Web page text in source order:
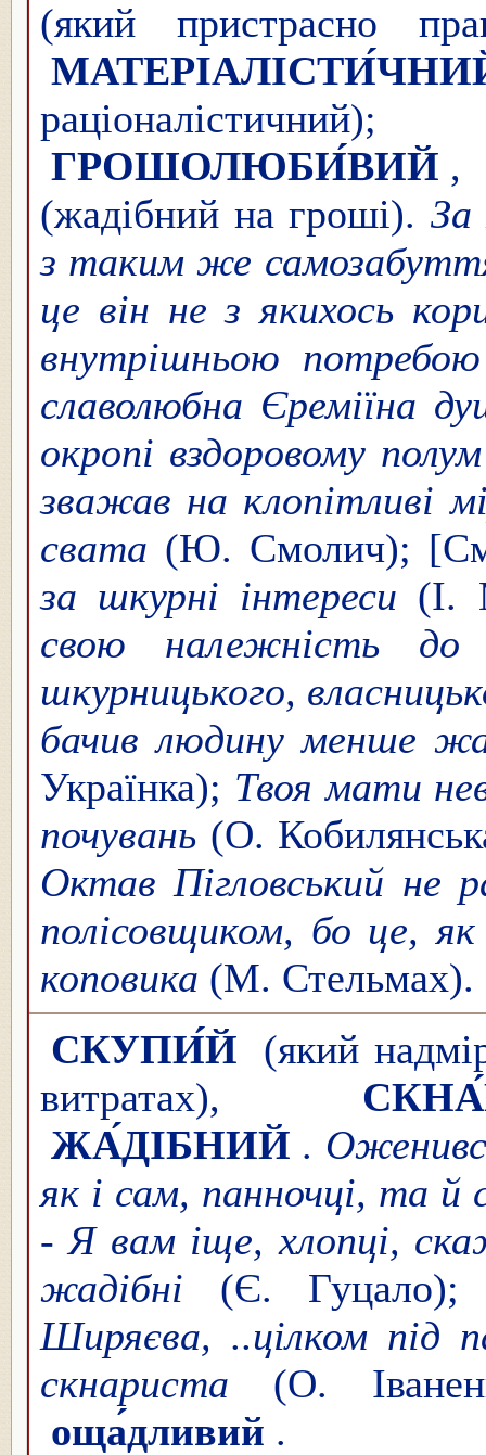
(який пристрасно
ГРОШОЛЮБИ́ВИЙ
(жадібний на гроші). За
з таким же
це він не з якихось
внутрішньою потребою
славолюбна Єреміїна
окропі вздоровому
зважав на клопітливі
свата (Ю. Смолич);
за шкурні інтереси (І.
свою належність
шкурницького,
бачив людину менше
Українка); Твоя мати
почувань (О.
Октав Пігловський не
полісовщиком, бо це,
коповика (М. Стельмах).
СКУПИ́Й
(який
витратах),
ЖА́ДІБНИЙ .
як і сам, панночці, та й
-Я вам іще, хлопці,
жадібні (Є.
Ширяєва, ..цілком під
скнариста (О.
оща́дливий .